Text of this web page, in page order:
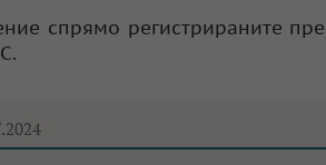
спрямо регистрираните